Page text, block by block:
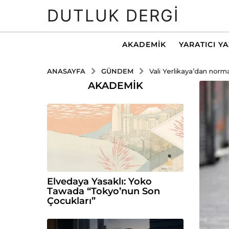
DUTLUK DERGI
AKADEMIK YARATICI
ANASAYFA GÜNDEM Vali Yerlikaya’dan
AKADEMIK
Elvedaya Yasaklı: Yoko
Tawada “Tokyo’nun Son
Çocukları”